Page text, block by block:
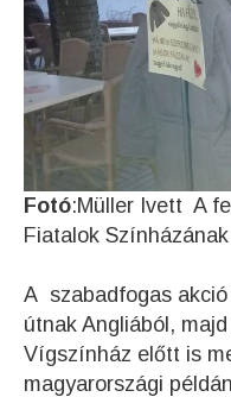
Fotó:Müller Ivett A
Fiatalok
A szabadfogas
útnak Angliából,
Vígszínház előtt is
magyarországi